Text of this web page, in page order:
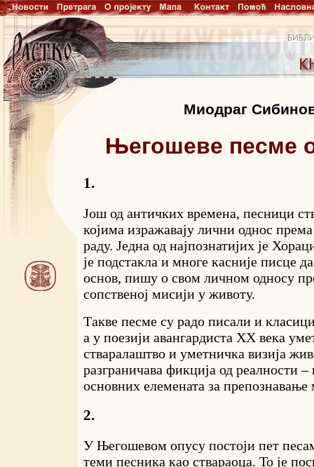
Миодраг
Његошеве песме
1.
Још од античких времена, песници
којима изражавају лични однос
раду. Једна од најпознатијих је
је подстакла и многе касније писце
основ, пишу о свом личном односу
сопственој мисији у животу.
Такве песме су радо писали и
а у поезији авангардиста ХХ века
стваралаштво и уметничка визија
разграничава фикција од реалности –
основних елемената за
2.
У Његошевом опусу постоји пет
теми песника као ствараоца. То је